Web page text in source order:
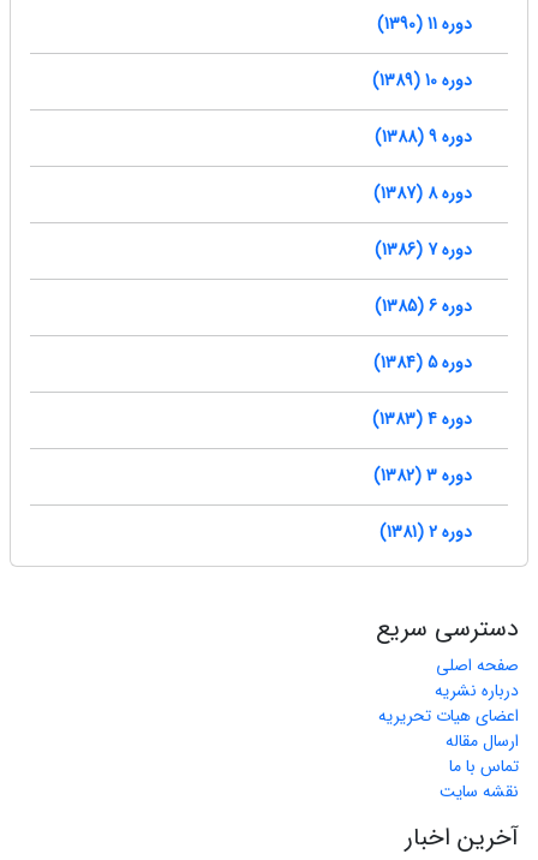
دوره 11 (1390)
دوره 10 (1389)
دوره 9 (1388)
دوره 8 (1387)
دوره 7 (1386)
دوره 6 (1385)
دوره 5 (1384)
دوره 4 (1383)
دوره 3 (1382)
دوره 2 (1381)
دسترسی سریع
صفحه اصلی
درباره نشریه
اعضای هیات تحریریه
ارسال مقاله
تماس با ما
نقشه سایت
آخرین اخبار